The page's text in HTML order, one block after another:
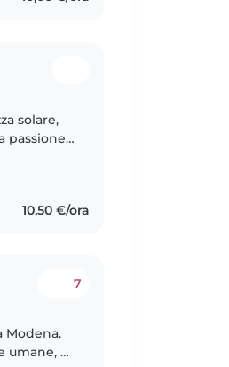
solare,
passione
10,50 €/ora
7
Modena.
umane, e